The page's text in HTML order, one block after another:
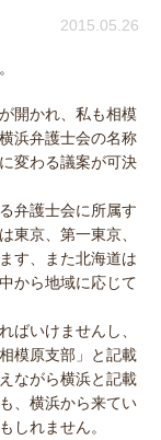
2015.05.26
開かれ、私も相模
浜弁護士会の名称
変わる議案が可決
弁護士会に所属す
東京、第一東京、
す、また北海道は
から地域に応じて
ばいけませんし、
模原支部」と記載
ながら横浜と記載
、横浜から来てい
しれません。